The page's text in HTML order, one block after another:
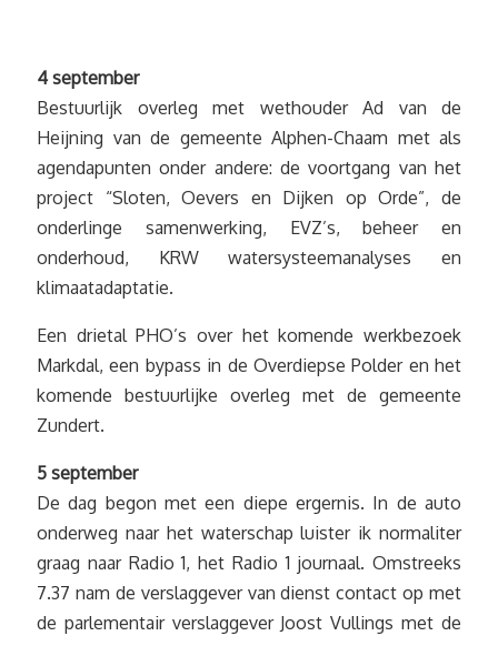
4 september
Bestuurlijk overleg met wethouder Ad van de
Heijning van de gemeente Alphen-Chaam met als
agendapunten onder andere: de voortgang van het
project “Sloten, Oevers en Dijken op Orde”, de
onderlinge samenwerking, EVZ’s, beheer en
onderhoud, KRW watersysteemanalyses en
klimaatadaptatie.
Een drietal PHO’s over het komende werkbezoek
Markdal, een bypass in de Overdiepse Polder en het
komende bestuurlijke overleg met de gemeente
Zundert.
5 september
De dag begon met een diepe ergernis. In de auto
onderweg naar het waterschap luister ik normaliter
graag naar Radio 1, het Radio 1 journaal. Omstreeks
7.37 nam de verslaggever van dienst contact op met
de parlementair verslaggever Joost Vullings met de